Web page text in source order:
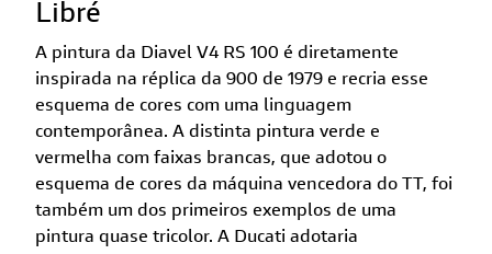
Libré
A pintura da Diavel V4 RS 100 é diretamente
inspirada na réplica da 900 de 1979 e recria esse
esquema de cores com uma linguagem
contemporânea. A distinta pintura verde e
vermelha com faixas brancas, que adotou o
esquema de cores da máquina vencedora do TT, foi
também um dos primeiros exemplos de uma
pintura quase tricolor. A Ducati adotaria